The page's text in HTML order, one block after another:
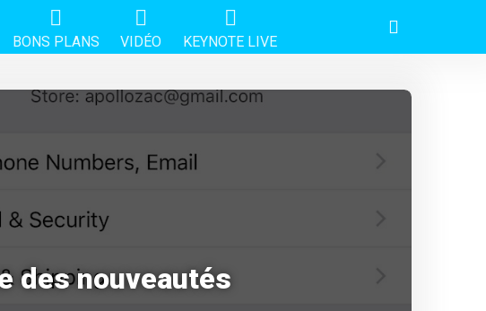
BONS PLANS VIDÉO KEYNOTE LIVE
des nouveautés